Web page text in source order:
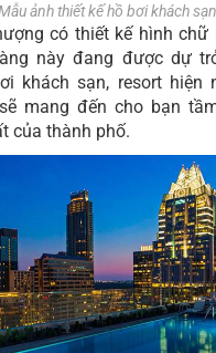
ảnh thiết kế hồ bơi khách
có thiết kế hình chữ
này đang được dự
khách sạn, resort hiện
mang đến cho bạn
của thành phố.